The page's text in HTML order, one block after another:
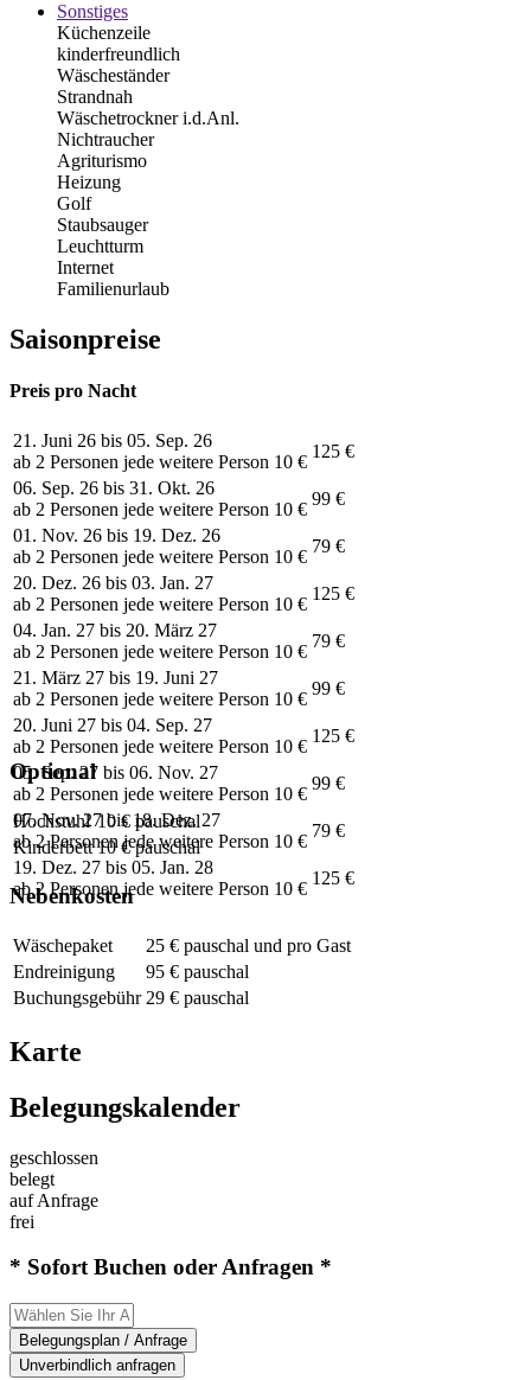
Sonstiges
Küchenzeile
kinderfreundlich
Wäscheständer
Strandnah
Wäschetrockner i.d.Anl.
Nichtraucher
Agriturismo
Heizung
Golf
Staubsauger
Leuchtturm
Internet
Familienurlaub
Saisonpreise
Preis pro Nacht
21. Juni 26 bis 05. Sep. 26
ab 2 Personen jede weitere Person 10 €
125 €
06. Sep. 26 bis 31. Okt. 26
ab 2 Personen jede weitere Person 10 €
99 €
01. Nov. 26 bis 19. Dez. 26
ab 2 Personen jede weitere Person 10 €
79 €
20. Dez. 26 bis 03. Jan. 27
ab 2 Personen jede weitere Person 10 €
125 €
04. Jan. 27 bis 20. März 27
ab 2 Personen jede weitere Person 10 €
79 €
21. März 27 bis 19. Juni 27
ab 2 Personen jede weitere Person 10 €
99 €
20. Juni 27 bis 04. Sep. 27
ab 2 Personen jede weitere Person 10 €
125 €
05. Sep. 27 bis 06. Nov. 27
ab 2 Personen jede weitere Person 10 €
99 €
07. Nov. 27 bis 18. Dez. 27
ab 2 Personen jede weitere Person 10 €
79 €
19. Dez. 27 bis 05. Jan. 28
ab 2 Personen jede weitere Person 10 €
125 €
Optional
Hochstuhl 10 € pauschal
Kinderbett 10 € pauschal
Nebenkosten
Wäschepaket
25 € pauschal und pro Gast
Endreinigung
95 € pauschal
Buchungsgebühr 29 € pauschal
Karte
Belegungskalender
geschlossen
belegt
auf Anfrage
frei
* Sofort Buchen oder Anfragen *
Belegungsplan / Anfrage
Unverbindlich anfragen